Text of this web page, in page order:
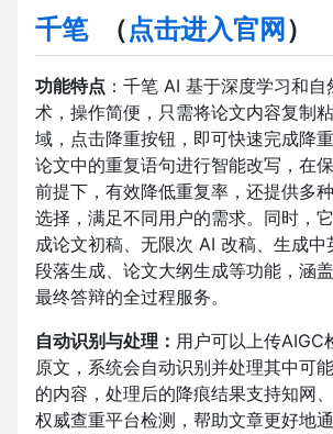
千笔（点击进入官网 ）
功能特点 ：千笔 AI 基于深度学习和
术，操作简便，只需将论文内容复制
域，点击降重按钮，即可快速完成降
论文中的重复语句进行智能改写，在
前提下，有效降低重复率，还提供多
选择，满足不同用户的需求。同时，
成论文初稿、无限次 AI 改稿、生成中
段落生成、论文大纲生成等功能，涵
最终答辩的全过程服务。
自动识别与处理： 用户可以上传AIGC
原文，系统会自动识别并处理其中可
的内容，处理后的降痕结果支持知网
权威查重平台检测，帮助文章更好地